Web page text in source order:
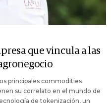
que vincula a las
principales commodities
su correlato en el mundo de
de tokenización, un